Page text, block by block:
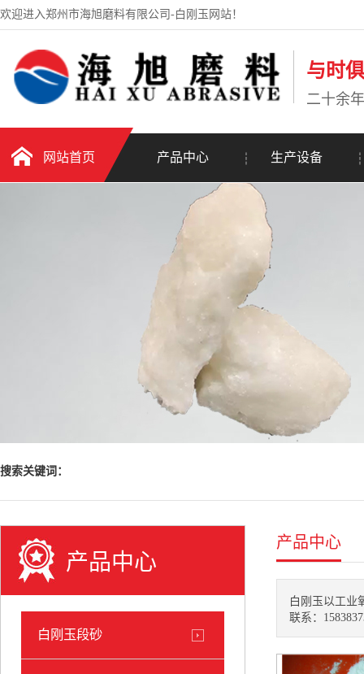
欢迎进入郑州市海旭磨料有限公司-白刚玉网站！
与时
二十余
网站首页 产品中心 生产设备
搜索关键词：
产品中心
白刚玉段砂
产品中心
白刚玉以工业
联系：